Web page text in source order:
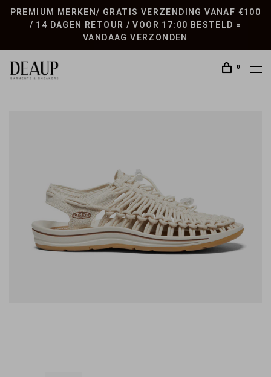
PREMIUM MERKEN/ GRATIS VERZENDING VANAF €100
/ 14 DAGEN RETOUR / VOOR 17:00 BESTELD =
VANDAAG VERZONDEN
0